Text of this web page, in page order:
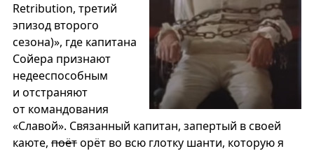
Retribution, третий
эпизод второго
сезона)», где капитана
Сойера признают
недееспособным
и отстраняют
от командования
«Славой». Связанный капитан, запертый в своей
каюте, поёторёт во всю глотку шанти, которую я